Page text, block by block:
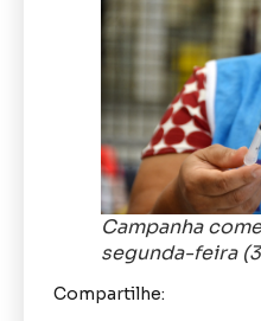
Campanha
segunda-feira
Compartilhe: